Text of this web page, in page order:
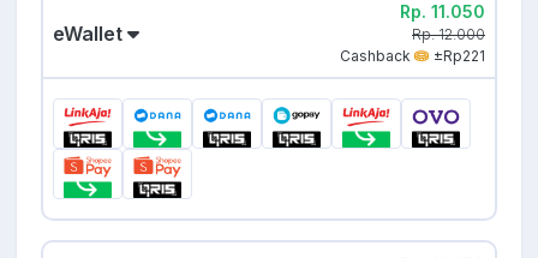
eWallet
Rp. 11.050
Rp. 12.000
Cashback
±Rp221